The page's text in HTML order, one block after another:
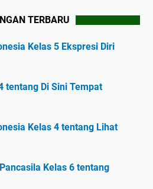
TERBARU
Kelas 5 Ekspresi Diri
tentang Di Sini Tempat
Kelas 4 tentang Lihat
Kelas 6 tentang